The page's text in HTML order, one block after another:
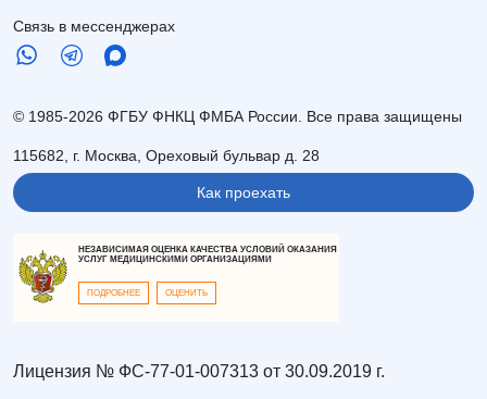
Связь в мессенджерах
© 1985-2026 ФГБУ ФНКЦ ФМБА России. Все права защищены
115682, г. Москва, Ореховый бульвар д. 28
Как проехать
НЕЗАВИСИМАЯ ОЦЕНКА КАЧЕСТВА УСЛОВИЙ ОКАЗАНИЯ
УСЛУГ МЕДИЦИНСКИМИ ОРГАНИЗАЦИЯМИ
ПОДРОБНЕЕ ОЦЕНИТЬ
Лицензия № ФС-77-01-007313 от 30.09.2019 г.